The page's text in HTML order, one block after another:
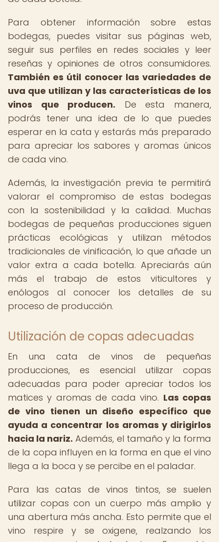
Para obtener información sobre estas
bodegas, puedes visitar sus páginas web,
seguir sus perfiles en redes sociales y leer
reseñas y opiniones de otros consumidores.
También es útil conocer las variedades de
uva que utilizan y las características de los
vinos que producen. De esta manera,
podrás tener una idea de lo que puedes
esperar en la cata y estarás más preparado
para apreciar los sabores y aromas únicos
de cada vino.
Además, la investigación previa te permitirá
valorar el compromiso de estas bodegas
con la sostenibilidad y la calidad. Muchas
bodegas de pequeñas producciones siguen
prácticas ecológicas y utilizan métodos
tradicionales de vinificación, lo que añade un
valor extra a cada botella. Apreciarás aún
más el trabajo de estos viticultores y
enólogos al conocer los detalles de su
proceso de producción.
Utilización de copas adecuadas
En una cata de vinos de pequeñas
producciones, es esencial utilizar copas
adecuadas para poder apreciar todos los
matices y aromas de cada vino. Las copas
de vino tienen un diseño específico que
ayuda a concentrar los aromas y dirigirlos
hacia la nariz. Además, el tamaño y la forma
de la copa influyen en la forma en que el vino
llega a la boca y se percibe en el paladar.
Para las catas de vinos tintos, se suelen
utilizar copas con un cuerpo más amplio y
una abertura más ancha. Esto permite que el
vino respire y se oxigene, realzando los